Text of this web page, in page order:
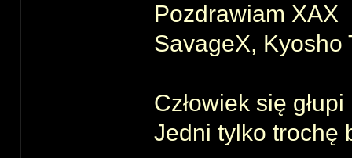
Pozdrawiam XAX
SavageX, Kyosho
Człowiek się
Jedni tylko trochę